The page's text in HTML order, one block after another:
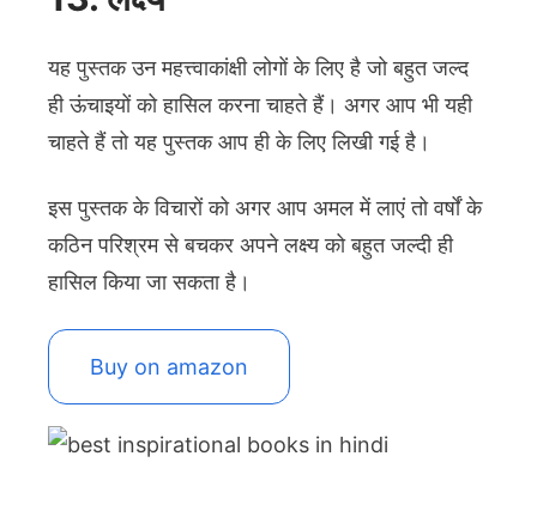
यह पुस्तक उन महत्त्वाकांक्षी लोगों के लिए है जो बहुत जल्द
ही ऊंचाइयों को हासिल करना चाहते हैं। अगर आप भी यही
चाहते हैं तो यह पुस्तक आप ही के लिए लिखी गई है।
इस पुस्तक के विचारों को अगर आप अमल में लाएं तो वर्षों के
कठिन परिश्रम से बचकर अपने लक्ष्य को बहुत जल्दी ही
हासिल किया जा सकता है।
Buy on amazon